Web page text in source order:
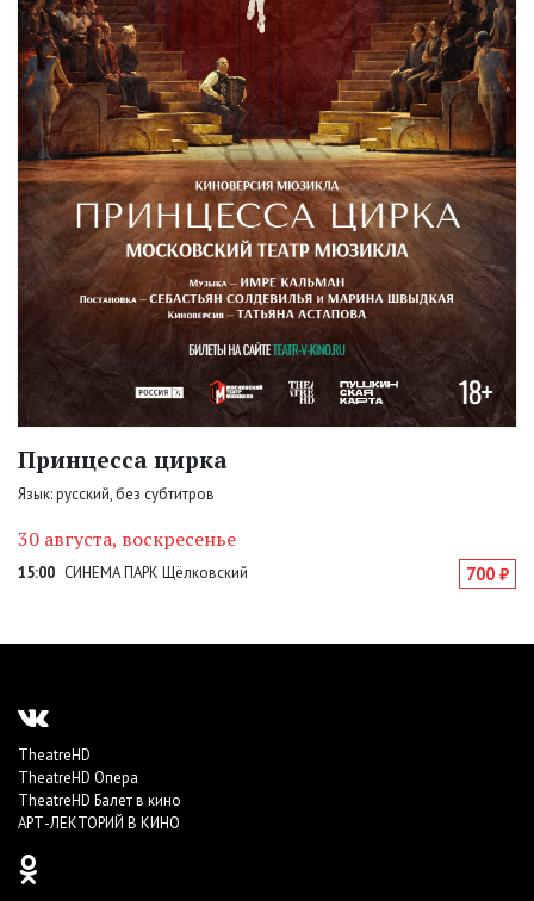
Принцесса цирка
Язык: русский, без субтитров
30 августа, воскресенье
15:00 СИНЕМА ПАРК Щёлковский 700 ₽
TheatreHD
TheatreHD Опера
TheatreHD Балет в кино
АРТ-ЛЕКТОРИЙ В КИНО